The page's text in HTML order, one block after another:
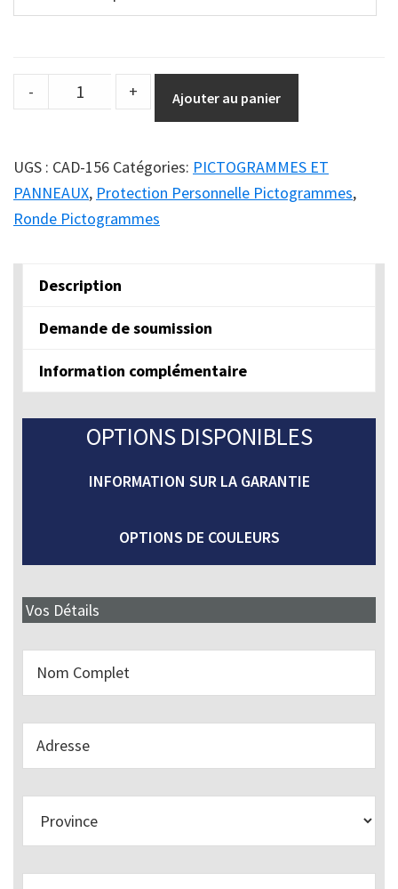
pictogramme
DES
MAINS
OBLIGATOIRE
BLEU)
quantity
- + Ajouter au panier
UGS : CAD-156 Catégories: PICTOGRAMMES ET
PANNEAUX, Protection Personnelle Pictogrammes,
Ronde Pictogrammes
Description
Demande de soumission
Information complémentaire
OPTIONS DISPONIBLES
INFORMATION SUR LA GARANTIE
OPTIONS DE COULEURS
Vos Détails